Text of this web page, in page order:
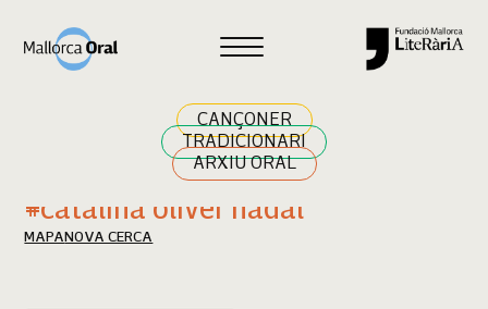
CANÇONER
TRADICIONARI
ARXIU ORAL
Cercar
Resultats cerca
#catalina oliver nadal
MAPA NOVA CERCA